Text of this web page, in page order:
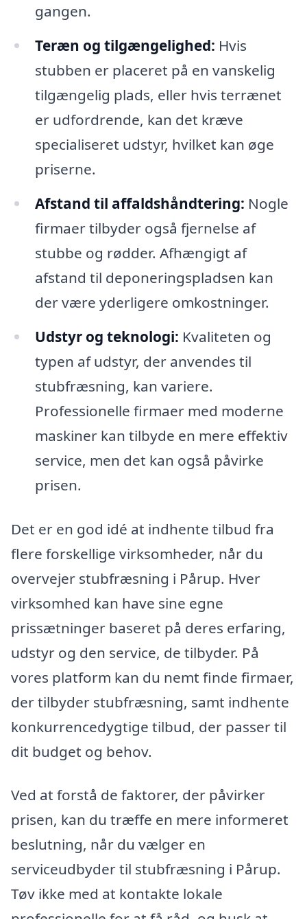
gangen.
Teræn og tilgængelighed: Hvis
stubben er placeret på en vanskelig
tilgængelig plads, eller hvis terrænet
er udfordrende, kan det kræve
specialiseret udstyr, hvilket kan øge
priserne.
Afstand til affaldshåndtering: Nogle
firmaer tilbyder også fjernelse af
stubbe og rødder. Afhængigt af
afstand til deponeringspladsen kan
der være yderligere omkostninger.
Udstyr og teknologi: Kvaliteten og
typen af udstyr, der anvendes til
stubfræsning, kan variere.
Professionelle firmaer med moderne
maskiner kan tilbyde en mere effektiv
service, men det kan også påvirke
prisen.
Det er en god idé at indhente tilbud fra
flere forskellige virksomheder, når du
overvejer stubfræsning i Pårup. Hver
virksomhed kan have sine egne
prissætninger baseret på deres erfaring,
udstyr og den service, de tilbyder. På
vores platform kan du nemt finde firmaer,
der tilbyder stubfræsning, samt indhente
konkurrencedygtige tilbud, der passer til
dit budget og behov.
Ved at forstå de faktorer, der påvirker
prisen, kan du træffe en mere informeret
beslutning, når du vælger en
serviceudbyder til stubfræsning i Pårup.
Tøv ikke med at kontakte lokale